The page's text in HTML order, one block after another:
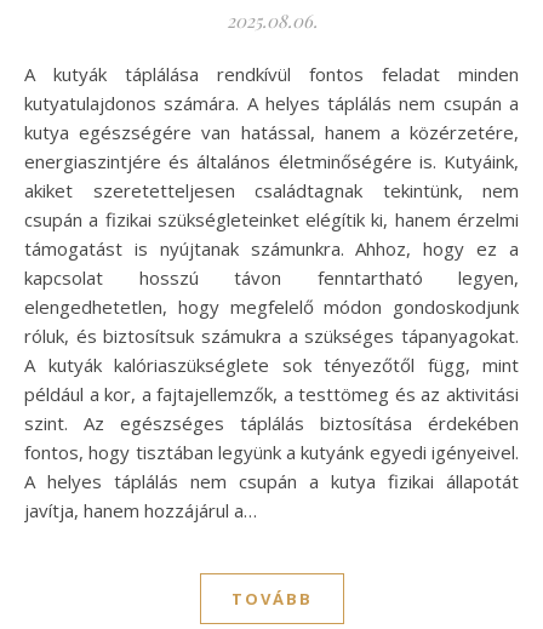
2025.08.06.
A kutyák táplálása rendkívül fontos feladat minden
kutyatulajdonos számára. A helyes táplálás nem csupán a
kutya egészségére van hatással, hanem a közérzetére,
energiaszintjére és általános életminőségére is. Kutyáink,
akiket szeretetteljesen családtagnak tekintünk, nem
csupán a fizikai szükségleteinket elégítik ki, hanem érzelmi
támogatást is nyújtanak számunkra. Ahhoz, hogy ez a
kapcsolat hosszú távon fenntartható legyen,
elengedhetetlen, hogy megfelelő módon gondoskodjunk
róluk, és biztosítsuk számukra a szükséges tápanyagokat.
A kutyák kalóriaszükséglete sok tényezőtől függ, mint
például a kor, a fajtajellemzők, a testtömeg és az aktivitási
szint. Az egészséges táplálás biztosítása érdekében
fontos, hogy tisztában legyünk a kutyánk egyedi igényeivel.
A helyes táplálás nem csupán a kutya fizikai állapotát
javítja, hanem hozzájárul a…
TOVÁBB